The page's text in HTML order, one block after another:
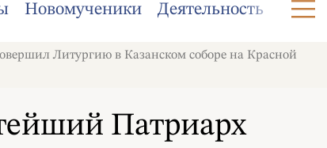
Новомученики Деятельность
Литургию в Казанском соборе на Красной
Патриарх